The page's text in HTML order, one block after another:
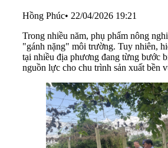
Hồng Phúc• 22/04/2026 19:21
Trong nhiều năm, phụ phẩm nông
"gánh nặng" môi trường. Tuy nhiên,
tại nhiều địa phương đang từng bước
nguồn lực cho chu trình sản xuất bền